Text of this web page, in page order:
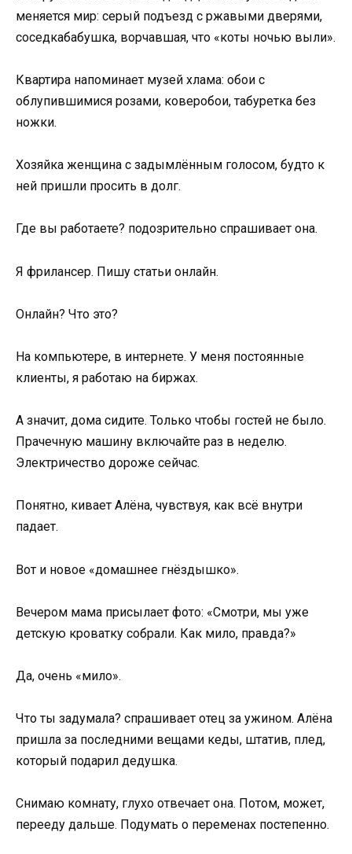
меняется мир: серый подъезд с ржавыми дверями,
соседкабабушка, ворчавшая, что «коты ночью выли».
Квартира напоминает музей хлама: обои с
облупившимися розами, коверобои, табуретка без
ножки.
Хозяйка женщина с задымлённым голосом, будто к
ней пришли просить в долг.
Где вы работаете? подозрительно спрашивает она.
Я фрилансер. Пишу статьи онлайн.
Онлайн? Что это?
На компьютере, в интернете. У меня постоянные
клиенты, я работаю на биржах.
А значит, дома сидите. Только чтобы гостей не было.
Прачечную машину включайте раз в неделю.
Электричество дороже сейчас.
Понятно, кивает Алёна, чувствуя, как всё внутри
падает.
Вот и новое «домашнее гнёздышко».
Вечером мама присылает фото: «Смотри, мы уже
детскую кроватку собрали. Как мило, правда?»
Да, очень «мило».
Что ты задумала? спрашивает отец за ужином. Алёна
пришла за последними вещами кеды, штатив, плед,
который подарил дедушка.
Снимаю комнату, глухо отвечает она. Потом, может,
перееду дальше. Подумать о переменах постепенно.